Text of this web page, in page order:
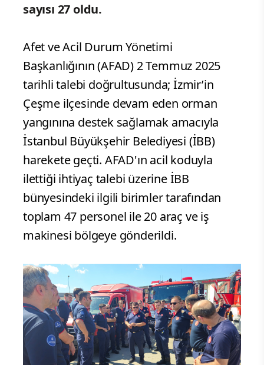
sayısı 27 oldu.
Afet ve Acil Durum Yönetimi
Başkanlığının (AFAD) 2 Temmuz 2025
tarihli talebi doğrultusunda; İzmir’in
Çeşme ilçesinde devam eden orman
yangınına destek sağlamak amacıyla
İstanbul Büyükşehir Belediyesi (İBB)
harekete geçti. AFAD'ın acil koduyla
ilettiği ihtiyaç talebi üzerine İBB
bünyesindeki ilgili birimler tarafından
toplam 47 personel ile 20 araç ve iş
makinesi bölgeye gönderildi.